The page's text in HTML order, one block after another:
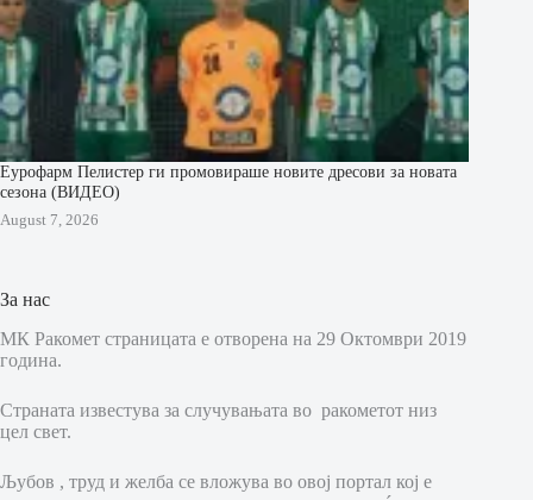
Еурофарм Пелистер ги промовираше новите дресови за новата
сезона (ВИДЕО)
August 7, 2026
За нас
МК Ракомет страницата е отворена на 29 Октомври 2019
година.
Страната известува за случувањата во ракометот низ
цел свет.
Љубов , труд и желба се вложува во овој портал кој е